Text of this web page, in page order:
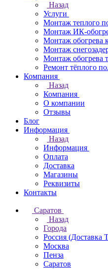
Назад
Услуги
Монтаж теплого
Монтаж ИК-
Монтаж обогрева
Монтаж
Монтаж обогрева
Ремонт тёплого
Компания
Назад
Компания
О компании
Отзывы
Блог
Информация
Назад
Информация
Оплата
Доставка
Магазины
Реквизиты
Контакты
Саратов
Назад
Города
Россия
Москва
Пенза
Саратов